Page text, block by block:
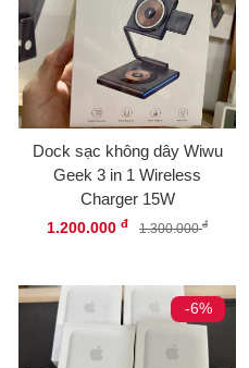
Dock sạc không dây Wiwu
Geek 3 in 1 Wireless
Charger 15W
1.200.000 đ 1.300.000đ
-6%